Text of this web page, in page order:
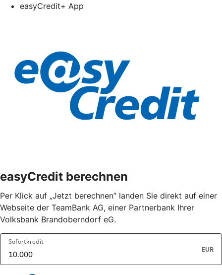
easyCredit+ App
easyCredit berechnen
Per Klick auf „Jetzt berechnen” landen Sie direkt auf einer
Webseite der TeamBank AG, einer Partnerbank Ihrer
Volksbank Brandoberndorf eG.